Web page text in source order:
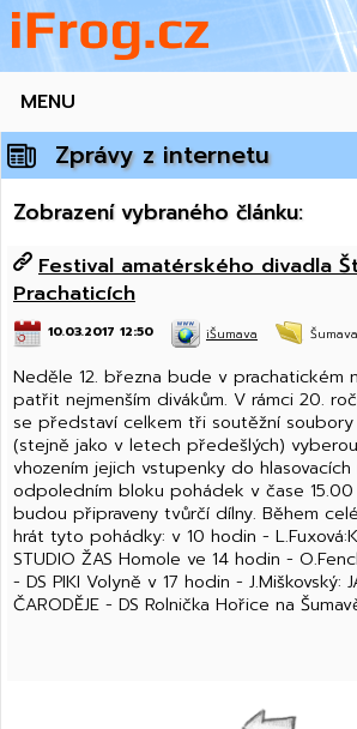
MENU
Zprávy z internetu
Zobrazení vybraného článku:
Festival amatérského divadla
Prachaticích
10.03.2017 12:50 iŠumava Šumava
Neděle 12. března bude v prachatickém
patřit nejmenším divákům. V rámci 20.
se představí celkem tři soutěžní
(stejně jako v letech předešlých)
vhozením jejich vstupenky do
odpoledním bloku pohádek v čase
budou připraveny tvůrčí dílny. Během
hrát tyto pohádky: v 10 hodin -
STUDIO ŽAS Homole ve 14 hodin -
- DS PIKI Volyně v 17 hodin - J.Miškovský:
ČARODĚJE - DS Rolnička Hořice na